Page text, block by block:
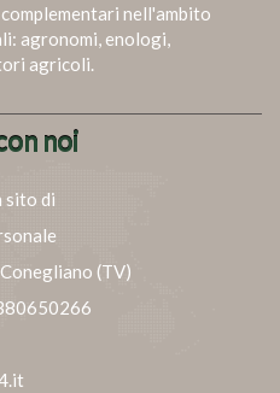
nell'ambito
agronomi, enologi,
agricoli.
noi
sito di
(TV)